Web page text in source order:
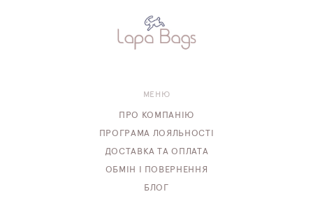
МЕНЮ
ПРО КОМПАНІЮ
ПРОГРАМА ЛОЯЛЬНОСТІ
ДОСТАВКА ТА ОПЛАТА
ОБМІН І ПОВЕРНЕННЯ
БЛОГ